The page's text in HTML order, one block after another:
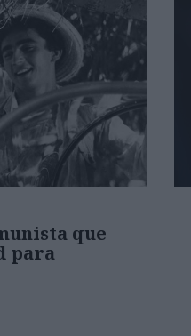
que
para